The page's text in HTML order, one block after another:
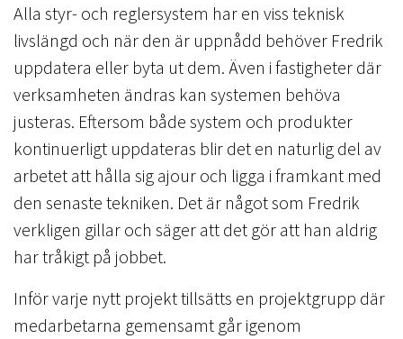
Alla styr- och reglersystem har en viss teknisk
livslängd och när den är uppnådd behöver Fredrik
uppdatera eller byta ut dem. Även i fastigheter där
verksamheten ändras kan systemen behöva
justeras. Eftersom både system och produkter
kontinuerligt uppdateras blir det en naturlig del av
arbetet att hålla sig ajour och ligga i framkant med
den senaste tekniken. Det är något som Fredrik
verkligen gillar och säger att det gör att han aldrig
har tråkigt på jobbet.
Inför varje nytt projekt tillsätts en projektgrupp där
medarbetarna gemensamt går igenom